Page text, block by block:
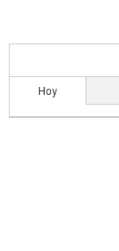
Hoy